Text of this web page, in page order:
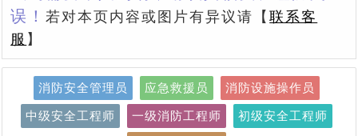
误！ 若对本页内容或图片有异议请【联系客
服 】
消防安全管理员 应急救援员 消防设施操作员
中级安全工程师 一级消防工程师 初级安全工程师